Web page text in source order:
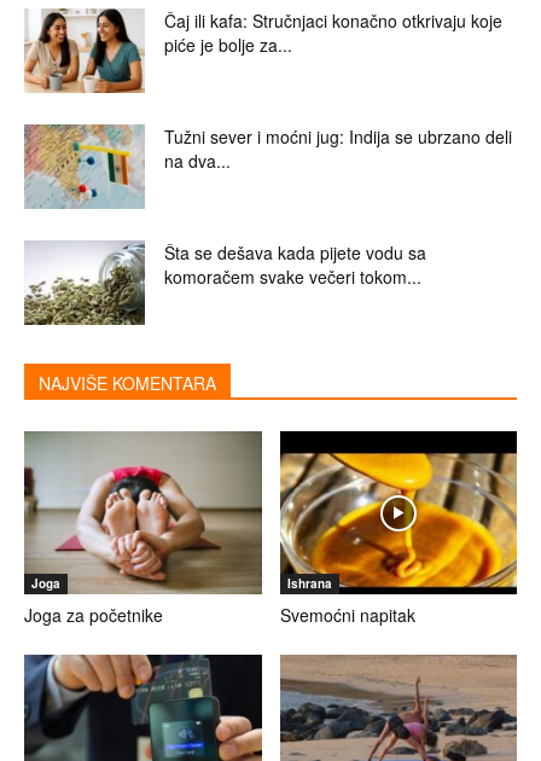
Čaj ili kafa: Stručnjaci konačno otkrivaju koje
piće je bolje za...
Tužni sever i moćni jug: Indija se ubrzano deli
na dva...
Šta se dešava kada pijete vodu sa
komoračem svake večeri tokom...
NAJVIŠE KOMENTARA
Joga
Joga za početnike
Ishrana
Svemoćni napitak